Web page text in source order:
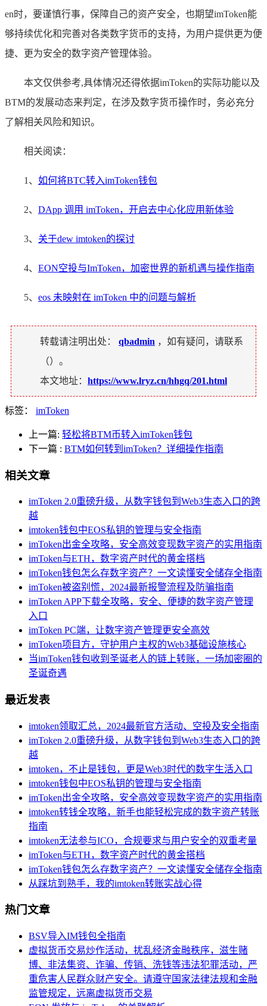
en时，要谨慎行事，保障自己的资产安全，也期望imToken能
够持续优化和完善对各类数字货币的支持，为用户提供更为便
捷、更为安全的数字资产管理体验。
本文仅供参考,具体情况还得依据imToken的实际功能以及
BTM的发展动态来判定，在涉及数字货币操作时，务必充分
了解相关风险和知识。
相关阅读：
1、 如何将BTC转入imToken钱包
2、 DApp 调用 imToken，开启去中心化应用新体验
3、 关于dew imtoken的探讨
4、 EON空投与ImToken，加密世界的新机遇与操作指南
5、 eos 未映射在 imToken 中的问题与解析
转载请注明出处： qbadmin ，如有疑问，请联系
（）。
本文地址： https://www.lryz.cn/hhgq/201.html
标签： imToken
上一篇: 轻松将BTM币转入imToken钱包
下一篇 : BTM如何转到imToken？详细操作指南
相关文章
imToken 2.0重磅升级，从数字钱包到Web3生态入口的跨
越
imtoken钱包中EOS私钥的管理与安全指南
imToken出金全攻略，安全高效变现数字资产的实用指南
imToken与ETH，数字资产时代的黄金搭档
imToken钱包怎么存数字资产？一文读懂安全储存全指南
imToken被盗别慌，2024最新报警流程及防骗指南
imToken APP下载全攻略，安全、便捷的数字资产管理
入口
imToken PC端，让数字资产管理更安全高效
imToken项目方，守护用户主权的Web3基础设施核心
当imToken钱包收到圣诞老人的链上转账，一场加密圈的
圣诞奇遇
最近发表
imtoken领取汇总，2024最新官方活动、空投及安全指南
imToken 2.0重磅升级，从数字钱包到Web3生态入口的跨
越
imtoken，不止是钱包，更是Web3时代的数字生活入口
imtoken钱包中EOS私钥的管理与安全指南
imToken出金全攻略，安全高效变现数字资产的实用指南
imtoken转钱全攻略，新手也能轻松完成的数字资产转账
指南
imtoken无法参与ICO，合规要求与用户安全的双重考量
imToken与ETH，数字资产时代的黄金搭档
imToken钱包怎么存数字资产？一文读懂安全储存全指南
从踩坑到熟手，我的imtoken转账实战心得
热门文章
BSV导入IM钱包全指南
虚拟货币交易炒作活动，扰乱经济金融秩序，滋生赌
博、非法集资、诈骗、传销、洗钱等违法犯罪活动，严
重危害人民群众财产安全。请遵守国家法律法规和金融
监管规定，远离虚拟货币交易